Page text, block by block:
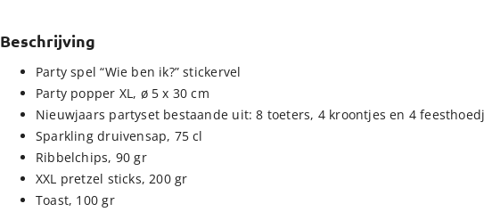
Beschrijving
Party spel “Wie ben ik?” stickervel
Party popper XL, ø 5 x 30 cm
Nieuwjaars partyset bestaande uit: 8 toeters, 4 kroontjes en 4
Sparkling druivensap, 75 cl
Ribbelchips, 90 gr
XXL pretzel sticks, 200 gr
Toast, 100 gr